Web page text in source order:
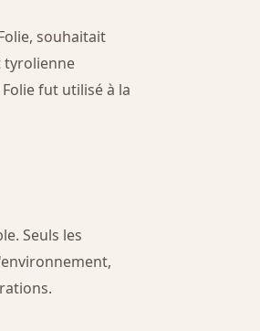
souhaitait
tyrolienne
fut utilisé à la
Seuls les